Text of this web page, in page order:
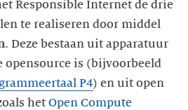
Responsible Internet de drie
te realiseren door middel
. Deze bestaan uit apparatuur
opensource is (bijvoorbeeld
P4) en uit open
het Open Compute